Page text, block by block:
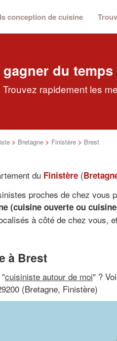
conception de cuisine
du temps
rapidement les
> Bretagne > Finistère > Brest
du Finistère (
proches de chez vous
(cuisine ouverte ou
à côté de chez vous,
à Brest
cuisiniste autour de moi" ?
(Bretagne, Finistère)